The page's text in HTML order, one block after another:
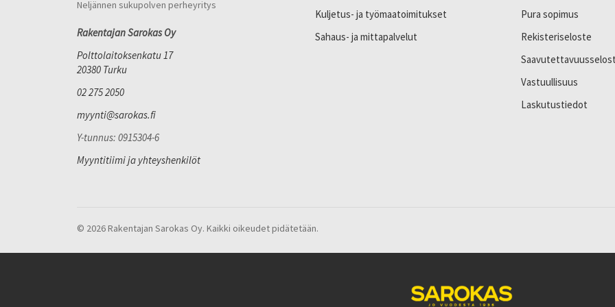
Neljännen sukupolven perheyritys
Rakentajan Sarokas Oy
Polttolaitoksenkatu 17
20380 Turku
02 275 2050
myynti@sarokas.fi
Y-tunnus: 0915304-6
Myyntitiimi ja yhteyshenkilöt
Kuljetus- ja työmaatoimitukset
Sahaus- ja mittapalvelut
Pura sopimus
Rekisteriseloste
Vastuullisuus
Laskutustiedot
© 2026 Rakentajan Sarokas Oy. Kaikki oikeudet pidätetään.